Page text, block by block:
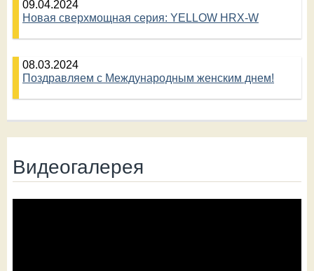
09.04.2024
Новая сверхмощная серия: YELLOW HRX-W
08.03.2024
Поздравляем с Международным женским днем!
Видеогалерея